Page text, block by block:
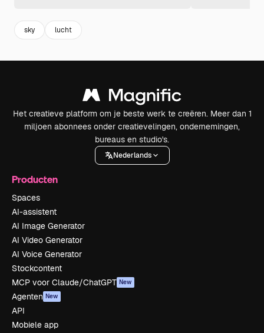
sky lucht
Het creatieve platform om je beste werk te creëren. Meer dan 1
miljoen abonnees onder creatievelingen, ondernemingen,
bureaus en studio's.
Nederlands
Producten
Spaces
AI-assistent
AI Image Generator
AI Video Generator
AI Voice Generator
Stockcontent
MCP voor Claude/ChatGPT New
Agenten New
API
Mobiele app